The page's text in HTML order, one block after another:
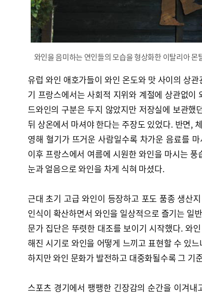
와인을 음미하는 연인들의 모습을 형상화한 이탈리아 몬
유럽 와인 애호가들이 와인 온도와 맛 사이의 상
기 프랑스에서는 사회적 지위와 계절에 상관없이
드와인의 구분은 두지 않았지만 저장실에 보관했
뒤 상온에서 마셔야 한다는 주장도 있었다. 반면,
영해 혈기가 뜨거운 사람일수록 차가운 음료를
이후 프랑스에서 여름에 시원한 와인을 마시는
눈과 얼음으로 와인을 차게 식혀 마셨다.
근대 초기 고급 와인이 등장하고 포도 품종 생산
인식이 확산하면서 와인을 일상적으로 즐기는 일
문가 집단은 뚜렷한 대조를 보이기 시작했다. 와
해진 시기로 와인을 어떻게 느끼고 표현할 수 있
하지만 와인 문화가 발전하고 대중화될수록 그 기
스포츠 경기에서 팽팽한 긴장감의 순간을 이겨